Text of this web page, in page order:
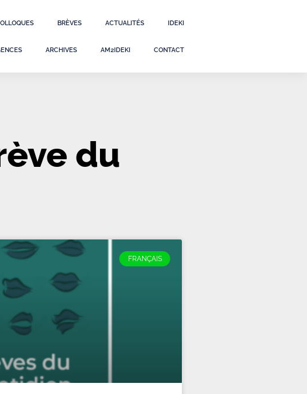
BRÈVES ACTUALITÉS IDEKI
ARCHIVES AM2IDEKI CONTACT
du
FRANÇAIS